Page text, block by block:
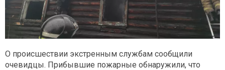
О происшествии экстренным службам сообщили
очевидцы. Прибывшие пожарные обнаружили, что